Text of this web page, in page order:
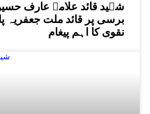
برسی پر قائد ملت جعفریہ
نقوی کا اہم پیغام